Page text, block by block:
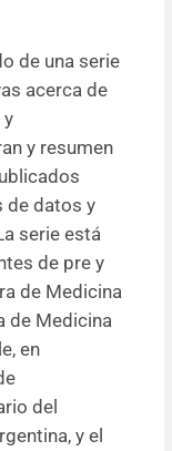
de una serie
acerca de
y
y resumen
de datos y
serie está
de pre y
de Medicina
de Medicina
en
del
y el